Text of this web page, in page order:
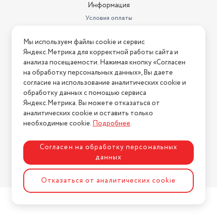
Ширина товара в упаковке, в
0.18
метрах
0.12
Объем товара в упаковке, в
литрах
4.32
Модель
VT-1401
Длина кабеля
1,2
Страна производства
Китай
Насадка-миксер
Количество скоростей
5
Бренд
Информация
Условия оплаты
Условия возврата
Нашли ошибку на сайте? Напишите нам
2026 © Интернет-магазин "АстМаркет". У нас есть всё!
Политика конфиденциальности
Разработка сайтаASTDESIGN
Мы используем файлы cookie и сервис
Яндекс.Метрика для корректной работы сайта и
анализа посещаемости. Нажимая кнопку «Согласен
на обработку персональных данных», Вы даете
согласие на использование аналитических cookie и
обработку данных с помощью сервиса
Яндекс.Метрика. Вы можете отказаться от
аналитических cookie и оставить только
необходимые cookie.Подробнее.
Согласен на обработку персональных
данных
Отказаться от аналитических cookie